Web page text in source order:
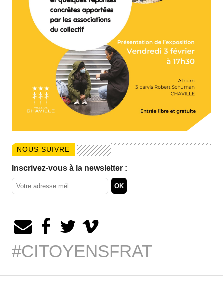
NOUS SUIVRE
Inscrivez-vous à la newsletter :
#CITOYENSFRAT